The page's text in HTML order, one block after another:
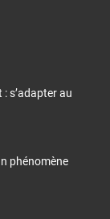
s’adapter au
phénomène